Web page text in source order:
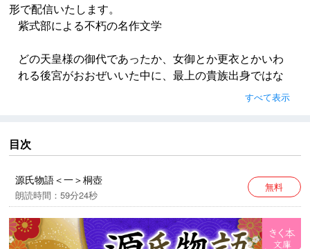
形で配信いたします。
紫式部による不朽の名作文学
どの天皇様の御代であったか、女御とか更衣とかいわ
れる後宮がおおぜいいた中に、最上の貴族出身ではな
いが深い御愛寵を得ている人があった。最初から自分
こそはという自信と、親兄弟の勢力に恃む所があって
れた。その人と同等、もしくはそれより地位の低い更
衣たちはまして嫉妬の焔を燃やさないわけもなかっ
た。
※本作品中には、今日からすると不適切な表現が見られ
ますが、作品の時代背景と著者の意図を尊重し、その
ままの形で配信いたします。
すべて表示
目次
源氏物語＜一＞桐壺
朗読時間：59分24秒
無料